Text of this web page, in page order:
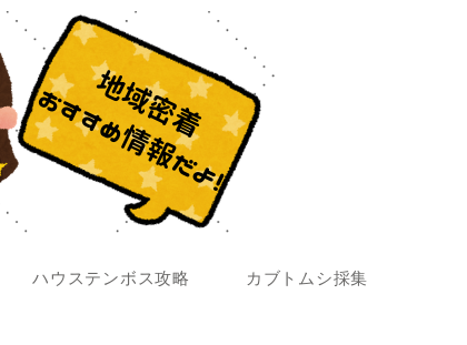
ハウステンボス攻略 カブトムシ採集